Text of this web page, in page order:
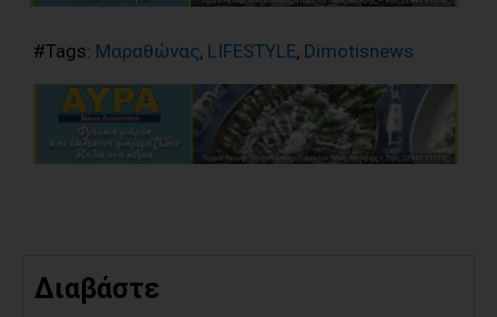
#Tags: Μαραθώνας, LIFESTYLE, Dimotisnews
Διαβάστε